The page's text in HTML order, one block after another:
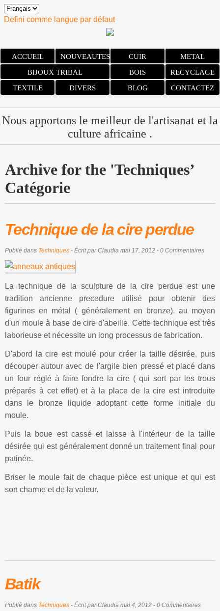
Defini comme langue par défaut
ACCUEIL NOUVEAUTES CUIR
METAL
BIJOUX TRIBAL
BOIS
RECYCLAGE
TEXTILE
DIVERS BLOG CONTACTEZ
Nous apportons le meilleur de l'artisanat et la
culture africaine .
Archive for the 'Techniques’
Catégorie
Technique de la cire perdue
Publié dans Techniques - Écrit par Claudia mai 17, 2012 - 0 Commentaires
La technique de la sculpture de la cire perdue est une
tradition ancienne precedure utilisé pour obtenir des
figurines en métal ( généralement en bronze), au moyen
d'un moule à base de cire d'abeille. Cette technique est très
laborieuse et nécessite un long processus de fabrication.
D'abord la cire est moulé pour créer la taille désirée, puis
découper autour avec de l'argile bien pressé et placé dans
un four réglé à faire fondre la cire ( qui sort par les trous
préparés à cet effet) et à la place de la cire est introduite
dans le bronze liquide adoptant cette forme initiale du
moule.
Puis la boue est cassé et laisse à l'intérieur de la taille
désirée qui est généralement donné un traitement final pour
patinée.
Briser le moule fait de chaque pièce est unique et qui est
son charme et de la valeur.
Batik
Publié dans Techniques - Écrit par Claudia mai 4, 2012 - 0 Commentaires